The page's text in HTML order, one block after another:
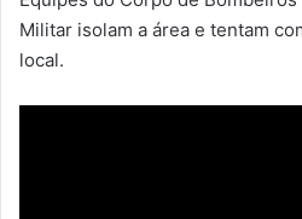
Militar isolam a área e tentam
local.